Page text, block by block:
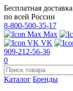
Бесплатная доставка
по всей России
8-800-500-35-17
Max
VK
909-212-56-36
0
Каталог Бренды